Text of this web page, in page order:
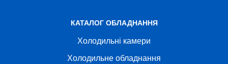
КАТАЛОГ ОБЛАДНАННЯ
Холодильні камери
Холодильне обладнання